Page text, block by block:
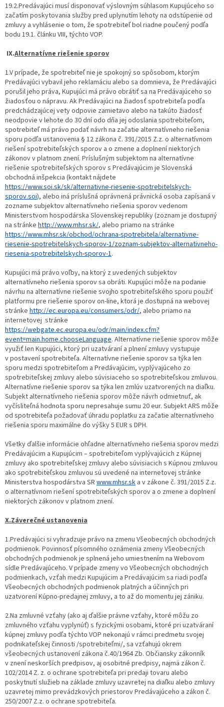
19.2.Predávajúci musí disponovať výslovným súhlasom Kupujúceho so
začatím poskytovania služby pred uplynutím lehoty na odstúpenie od
zmluvy a vyhlásenie o tom, že spotrebiteľ bol riadne poučený podľa
bodu 19.1. článku VIII, týchto VOP.
IX.Alternatívne riešenie sporov
1.V prípade, že spotrebiteľ nie je spokojný so spôsobom, ktorým
Predávajúci vybavil jeho reklamáciu alebo sa domnieva, že Predávajúci
porušil jeho práva, Kupujúci má právo obrátiť sa na Predávajúceho so
žiadosťou o nápravu. Ak Predávajúci na žiadosť spotrebiteľa podľa
predchádzajúcej vety odpovie zamietavo alebo na takúto žiadosť
neodpovie v lehote do 30 dní odo dňa jej odoslania spotrebiteľom,
spotrebiteľ má právo podať návrh na začatie alternatívneho riešenia
sporu podľa ustanovenia § 12 zákona č. 391/2015 Z.z. o alternatívnom
riešení spotrebiteľských sporov a o zmene a doplnení niektorých
zákonov v platnom znení. Príslušným subjektom na alternatívne
riešenie spotrebiteľských sporov s Predávajúcim je Slovenská
obchodná inšpekcia (kontakt nájdete
https://www.soi.sk/sk/alternativne-riesenie-spotrebitelskych-
sporov.soi), alebo iná príslušná oprávnená právnická osoba zapísaná v
zozname subjektov alternatívneho riešenia sporov vedenom
Ministerstvom hospodárska Slovenskej republiky (zoznam je dostupný
na stránke http://www.mhsr.sk/, alebo priamo na stránke
https://www.mhsr.sk/obchod/ochrana-spotrebitela/alternativne-
riesenie-spotrebitelskych-sporov-1/zoznam-subjektov-alternativneho-
riesenia-spotrebitelskych-sporov-1.
Kupujúci má právo voľby, na ktorý z uvedených subjektov
alternatívneho riešenia sporov sa obráti. Kupujúci môže na podanie
návrhu na alternatívne riešenie svojho spotrebiteľského sporu použiť
platformu pre riešenie sporov on-line, ktorá je dostupná na webovej
stránke http://ec.europa.eu/consumers/odr/, alebo priamo na
internetovej stránke
https://webgate.ec.europa.eu/odr/main/index.cfm?
event=main.home.chooseLanguage. Alternatívne riešenie sporov môže
využiť len Kupujúci, ktorý pri uzatváraní a plnení zmluvy vystupuje
v postavení spotrebiteľa. Alternatívne riešenie sporov sa týka len
sporu medzi spotrebiteľom a Predávajúcim, vyplývajúceho zo
spotrebiteľskej zmluvy alebo súvisiaceho so spotrebiteľskou zmluvou.
Alternatívne riešenie sporov sa týka len zmlúv uzatvorených na diaľku.
Subjekt alternatívneho riešenia sporov môže návrh odmietnuť, ak
vyčísliteľná hodnota sporu nepresahuje sumu 20 eur. Subjekt ARS môže
od spotrebiteľa požadovať úhradu poplatku za začatie alternatívneho
riešenia sporu maximálne do výšky 5 EUR s DPH.
Všetky ďalšie informácie ohľadne alternatívneho riešenia sporov medzi
Predávajúcim a Kupujúcim – spotrebiteľom vyplývajúcich z Kúpnej
zmluvy ako spotrebiteľskej zmluvy alebo súvisiacich s Kúpnou zmluvou
ako spotrebiteľskou zmluvou sú uvedené na internetovej stránke
Ministerstva hospodárstva SR www.mhsr.sk a v zákone č. 391/2015 Z.z.
o alternatívnom riešení spotrebiteľských sporov a o zmene a doplnení
niektorých zákonov v platnom znení.
X.Záverečné ustanovenia
1.Predávajúci si vyhradzuje právo na zmenu Všeobecných obchodných
podmienok. Povinnosť písomného oznámenia zmeny Všeobecných
obchodných podmienok je splnená jeho umiestnením na Webovom
sídle Predávajúceho. V prípade zmeny vo Všeobecných obchodných
podmienkach, vzťah medzi Kupujúcim a Predávajúcim sa riadi podľa
Všeobecných obchodných podmienok platných a účinných pri
uzatvorení Kúpno-predajnej zmluvy, a to až do momentu jej zániku.
2.Na zmluvné vzťahy (ako aj ďalšie právne vzťahy, ktoré môžu zo
zmluvného vzťahu vyplynúť) s fyzickými osobami, ktoré pri uzatváraní
kúpnej zmluvy podľa týchto VOP nekonajú v rámci predmetu svojej
podnikateľskej činnosti /spotrebiteľmi/, sa vzťahujú okrem
všeobecných ustanovení zákona č.40/1964 Zb. Občiansky zákonník
v znení neskorších predpisov, aj osobitné predpisy, najmä zákon č.
102/2014 Z. z. o ochrane spotrebiteľa pri predaji tovaru alebo
poskytnutí služieb na základe zmluvy uzavretej na diaľku alebo zmluvy
uzavretej mimo prevádzkových priestorov Predávajúceho a zákon č.
250/2007 Z.z. o ochrane spotrebiteľa.